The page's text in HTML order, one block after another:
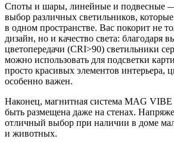
Споты и шары, линейные и подвесные
выбор различных светильников,
в одном пространстве. Вас покорит не
дизайн, но и качество света: благодаря
цветопередачи (CRI>90) светильники
можно использовать для подсветки
просто красивых элементов интерьера,
особенно важен.
Наконец, магнитная система MAG VIBE
быть размещена даже на стенах.
отличный выбор при наличии в доме
и животных.